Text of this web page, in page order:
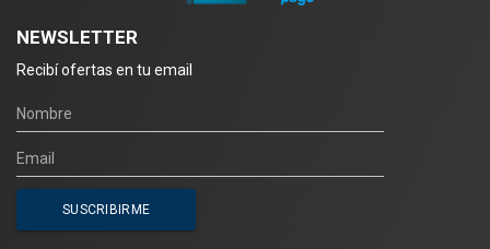
NEWSLETTER
Recibí ofertas en tu email